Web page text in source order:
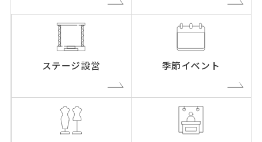
ステージ設営 季節イベント